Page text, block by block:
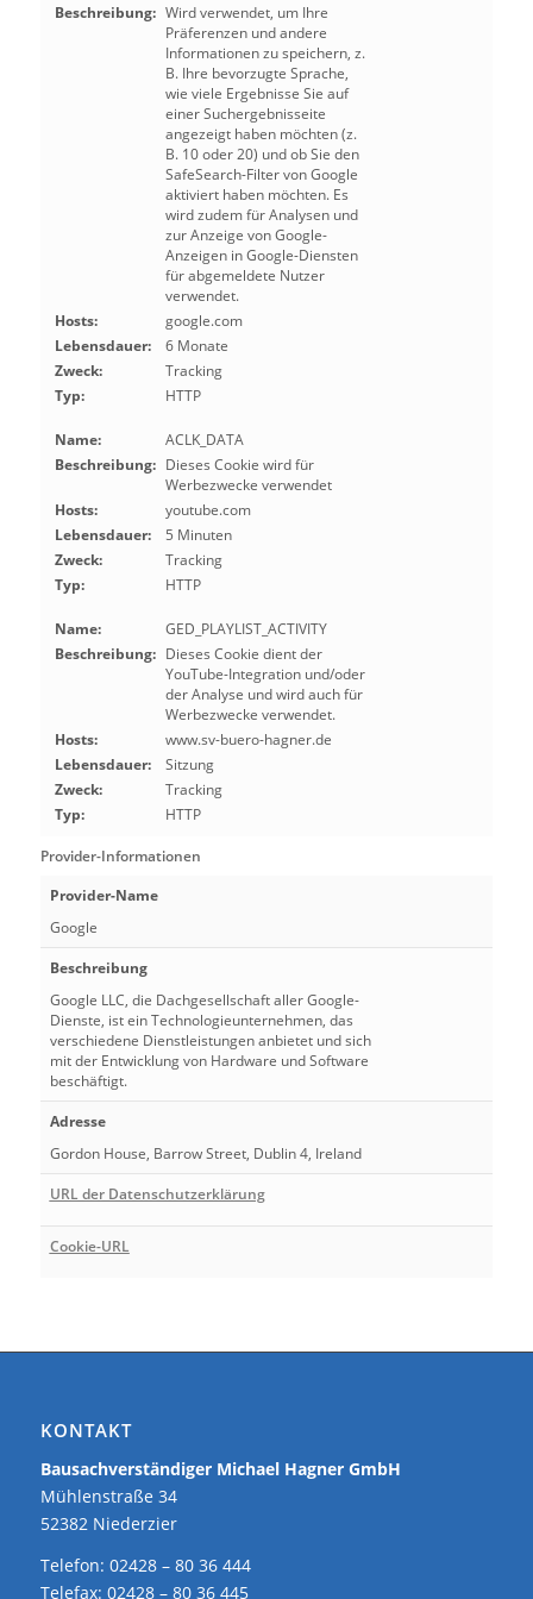
Beschreibung: Wird verwendet, um Ihre
Präferenzen und andere
Informationen zu speichern, z.
B. Ihre bevorzugte Sprache,
wie viele Ergebnisse Sie auf
einer Suchergebnisseite
angezeigt haben möchten (z.
B. 10 oder 20) und ob Sie den
SafeSearch-Filter von Google
aktiviert haben möchten. Es
wird zudem für Analysen und
zur Anzeige von Google-
Anzeigen in Google-Diensten
für abgemeldete Nutzer
verwendet.
Hosts:
google.com
Lebensdauer:
6 Monate
Zweck:
Tracking
Typ:
HTTP
Name:
ACLK_DATA
Beschreibung: Dieses Cookie wird für
Werbezwecke verwendet
Hosts:
youtube.com
Lebensdauer:
5 Minuten
Zweck:
Tracking
Typ:
HTTP
Name:
GED_PLAYLIST_ACTIVITY
Beschreibung: Dieses Cookie dient der
YouTube-Integration und/oder
der Analyse und wird auch für
Werbezwecke verwendet.
Hosts:
www.sv-buero-hagner.de
Lebensdauer:
Sitzung
Zweck:
Tracking
Typ:
HTTP
Provider-Informationen
Provider-Name
Google
Beschreibung
Google LLC, die Dachgesellschaft aller Google-
Dienste, ist ein Technologieunternehmen, das
verschiedene Dienstleistungen anbietet und sich
mit der Entwicklung von Hardware und Software
beschäftigt.
Adresse
Gordon House, Barrow Street, Dublin 4, Ireland
URL der Datenschutzerklärung
Cookie-URL
KONTAKT
Bausachverständiger Michael Hagner GmbH
Mühlenstraße 34
52382 Niederzier
Telefon: 02428 – 80 36 444
Telefax: 02428 – 80 36 445